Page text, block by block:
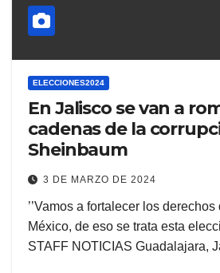
ELECCIONES2024
En Jalisco se van a
cadenas de la
Sheinbaum
3 DE MARZO DE 2024
’’Vamos a fortalecer los
México, de eso se trata esta
STAFF NOTICIAS Guadalajara,